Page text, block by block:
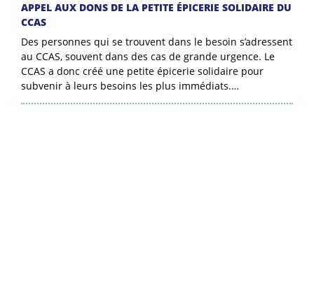
APPEL AUX DONS DE LA PETITE ÉPICERIE SOLIDAIRE DU
CCAS
Des personnes qui se trouvent dans le besoin s’adressent
au CCAS, souvent dans des cas de grande urgence. Le
CCAS a donc créé une petite épicerie solidaire pour
subvenir à leurs besoins les plus immédiats.…